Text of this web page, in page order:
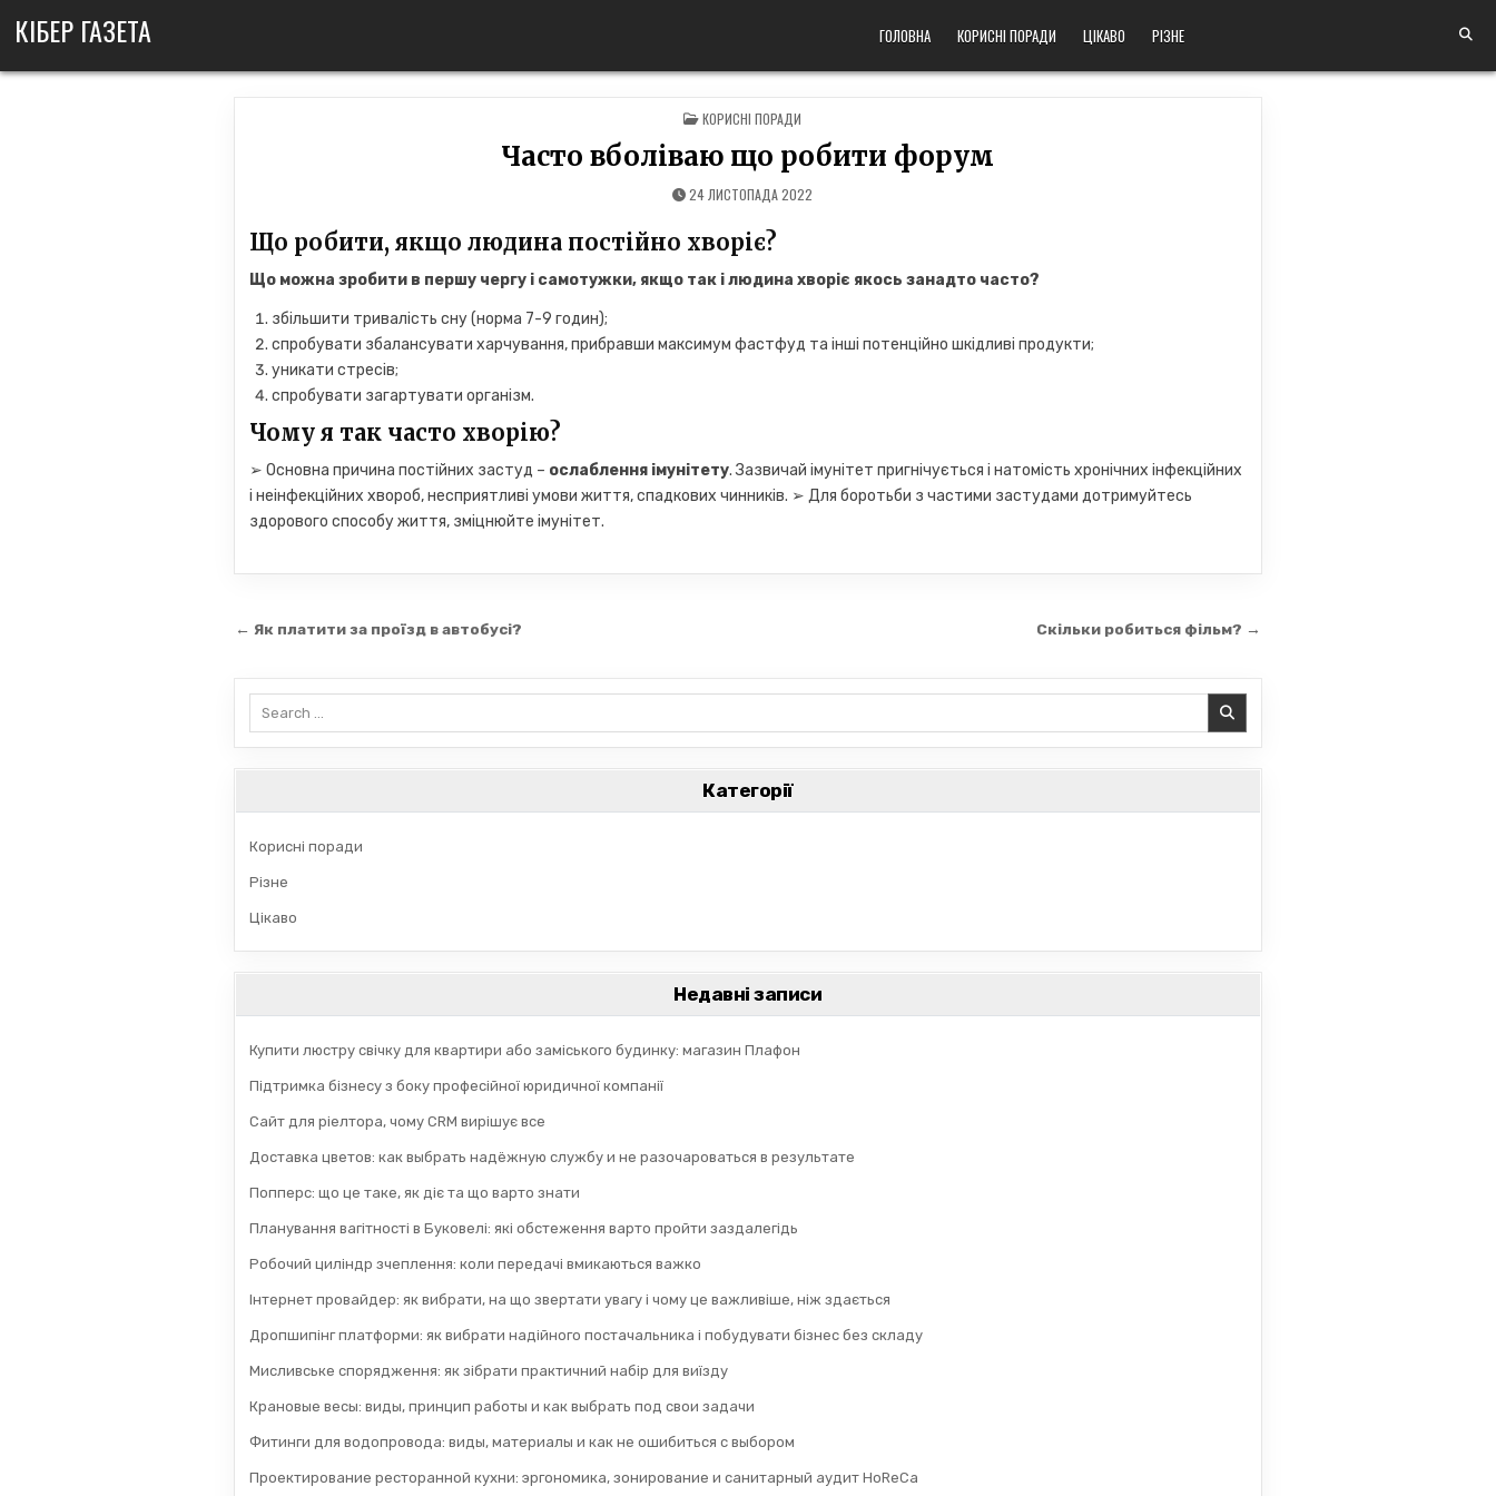
КІБЕР ГАЗЕТА ГОЛОВНА КОРИСНІ ПОРАДИ ЦІКАВО РІЗНЕ
POSTED
IN
КОРИСНІ ПОРАДИ
Часто вболіваю що робити форум
24 ЛИСТОПАДА 2022
Що робити, якщо людина постійно хворіє?
Що можна зробити в першу чергу і самотужки, якщо так ілюдина хворіє якось занадто часто?
збільшити тривалість сну (норма 7-9 годин);
спробувати збалансувати харчування, прибравши максимум фастфуд та інші потенційно шкідливі продукти;
уникати стресів;
спробувати загартувати організм.
Чому я так часто хворію?
➢ Основна причина постійних застуд – ослаблення імунітету. Зазвичай імунітет пригнічується і натомість хронічних інфекційних
і неінфекційних хвороб, несприятливі умови життя, спадкових чинників. ➢ Для боротьби з частими застудами дотримуйтесь
здорового способу життя, зміцнюйте імунітет.
Навігація Скільки робиться фільм? →
← Як платити за проїзд в автобусі?
Категорії
Корисні поради
Різне
Цікаво
Недавні записи
Купити люстру свічку для квартири або заміського будинку: магазин Плафон
Підтримка бізнесу з боку професійної юридичної компанії
Сайт для ріелтора, чому CRM вирішує все
Доставка цветов: как выбрать надёжную службу и не разочароваться в результате
Попперс: що це таке, як діє та що варто знати
Планування вагітності в Буковелі: які обстеження варто пройти заздалегідь
Робочий циліндр зчеплення: коли передачі вмикаються важко
Інтернет провайдер: як вибрати, на що звертати увагу і чому це важливіше, ніж здається
Дропшипінг платформи: як вибрати надійного постачальника і побудувати бізнес без складу
Мисливське спорядження: як зібрати практичний набір для виїзду
Крановые весы: виды, принцип работы и как выбрать под свои задачи
Фитинги для водопровода: виды, материалы и как не ошибиться с выбором
Проектирование ресторанной кухни: эргономика, зонирование и санитарный аудит HoReCa